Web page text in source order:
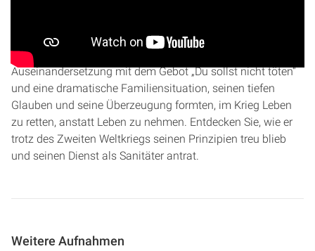
von Desmond Doss, dem Helden von Hacksaw Ridge.
Erfahren Sie, wie prägende Erlebnisse, insbesondere die
Auseinandersetzung mit dem Gebot „Du sollst nicht töten“
und eine dramatische Familiensituation, seinen tiefen
Glauben und seine Überzeugung formten, im Krieg Leben
zu retten, anstatt Leben zu nehmen. Entdecken Sie, wie er
trotz des Zweiten Weltkriegs seinen Prinzipien treu blieb
und seinen Dienst als Sanitäter antrat.
Weitere Aufnahmen